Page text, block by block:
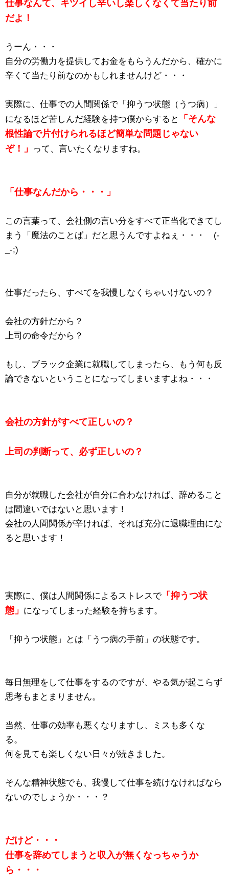
仕事なんて、キツイし辛いし楽しくなくて当たり前
だよ！
うーん・・・
自分の労働力を提供してお金をもらうんだから、確かに
辛くて当たり前なのかもしれませんけど・・・
実際に、仕事での人間関係で「抑うつ状態（うつ病）」
になるほど苦しんだ経験を持つ僕からすると
「そんな
根性論で片付けられるほど簡単な問題じゃない
ぞ！」
って、言いたくなりますね。
「仕事なんだから・・・」
この言葉って、会社側の言い分をすべて正当化できてし
まう「魔法のことば」だと思うんですよねぇ・・・ (-
_-;)
仕事だったら、すべてを我慢しなくちゃいけないの？
会社の方針だから？
上司の命令だから？
もし、ブラック企業に就職してしまったら、もう何も反
論できないということになってしまいますよね・・・
会社の方針がすべて正しいの？
上司の判断って、必ず正しいの？
自分が就職した会社が自分に合わなければ、辞めること
は間違いではないと思います！
会社の人間関係が辛ければ、それば充分に退職理由にな
ると思います！
実際に、僕は人間関係によるストレスで「抑うつ状
態」 になってしまった経験を持ちます。
「抑うつ状態」とは「うつ病の手前」の状態です。
毎日無理をして仕事をするのですが、やる気が起こらず
思考もまとまりません。
当然、仕事の効率も悪くなりますし、ミスも多くな
る。
何を見ても楽しくない日々が続きました。
そんな精神状態でも、我慢して仕事を続けなければなら
ないのでしょうか・・・？
だけど・・・
仕事を辞めてしまうと収入が無くなっちゃうか
ら・・・